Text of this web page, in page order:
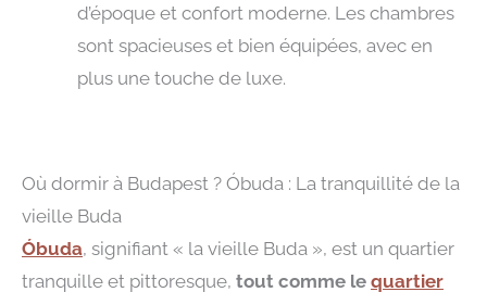
d’époque et confort moderne. Les chambres
sont spacieuses et bien équipées, avec en
plus une touche de luxe.
Où dormir à Budapest ? Óbuda : La tranquillité de la
vieille Buda
Óbuda, signifiant « la vieille Buda », est un quartier
tranquille et pittoresque, tout comme le quartier